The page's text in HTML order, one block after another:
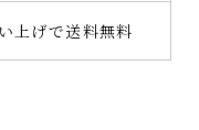
上げで送料無料